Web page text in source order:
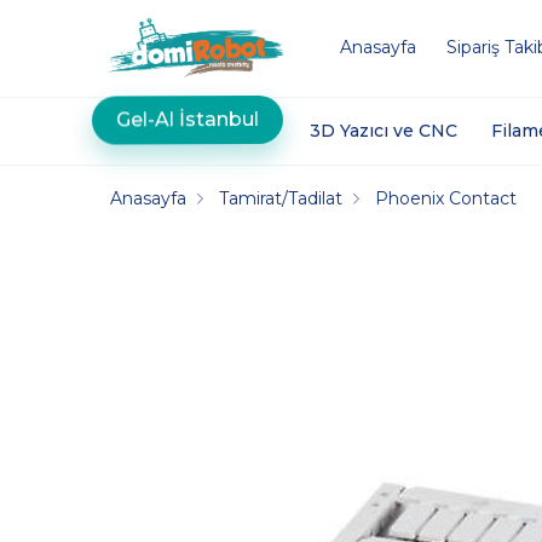
Anasayfa Sipariş
Gel-Al İstanbul 3D Yazıcı ve CNC
Anasayfa Tamirat/Tadilat Phoenix Contact